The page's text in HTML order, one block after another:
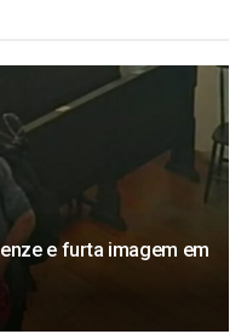
e furta imagem em